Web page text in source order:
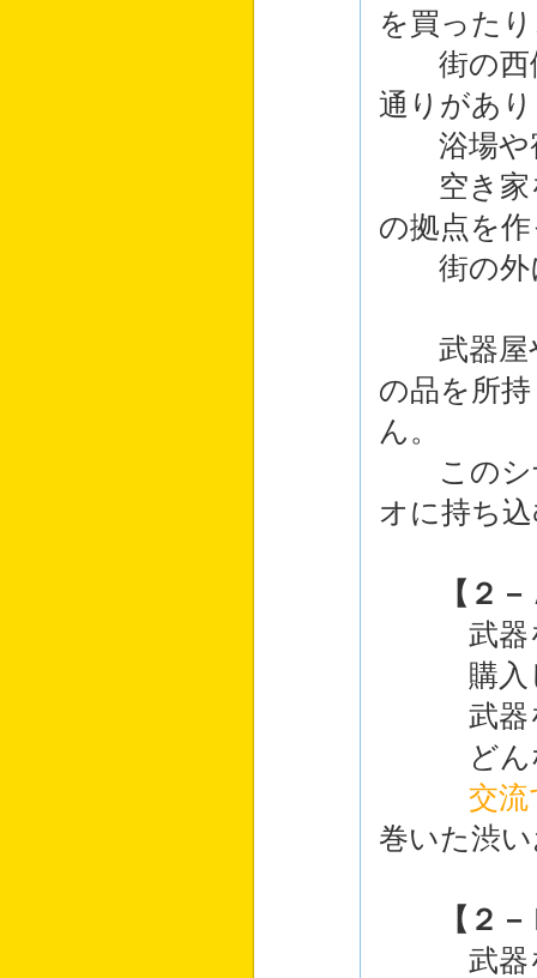
を買った
街の西側
通りがあ
浴場や
空き家を
の拠点を
街の外
武器屋や
の品を所
ん。
このシナ
オに持ち
【２
武器を
購入し
武器を
どんな
交流
巻いた渋
【２
武器を